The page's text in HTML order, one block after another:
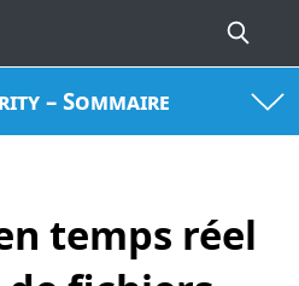
– Sommaire
temps réel